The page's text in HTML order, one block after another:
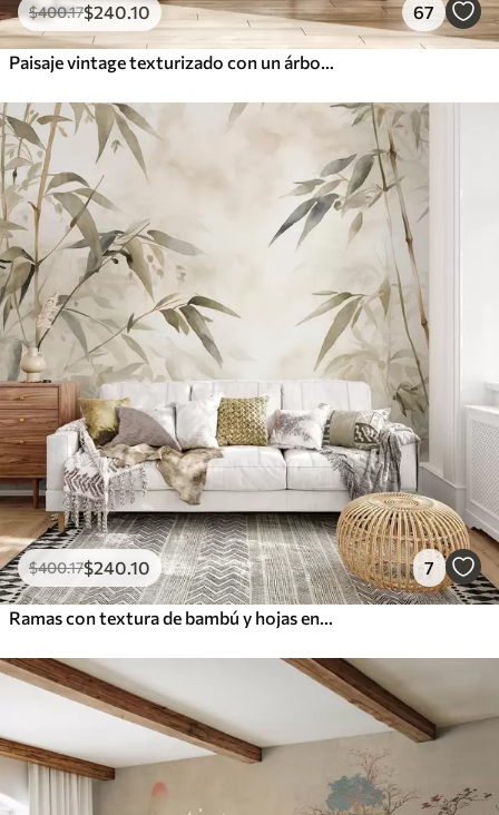
$400.17$240.10 67
Paisaje vintage texturizado con un árbol cerca de un río y un cielo nublado, arte de la naturaleza en tonos sepia
$400.17$240.10 7
Ramas con textura de bambú y hojas en estilo acuarela, suave paleta de colores neutros, fondo beige claro